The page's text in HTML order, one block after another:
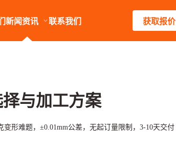
新闻资讯 联系我们 获取报价
与加工方案
形难题，±0.01mm公差，无起订量限制，3-10天交付